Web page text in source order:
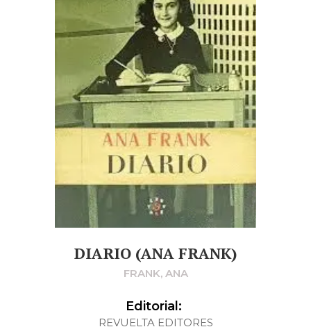
DIARIO (ANA FRANK)
FRANK, ANA
Editorial:
REVUELTA EDITORES